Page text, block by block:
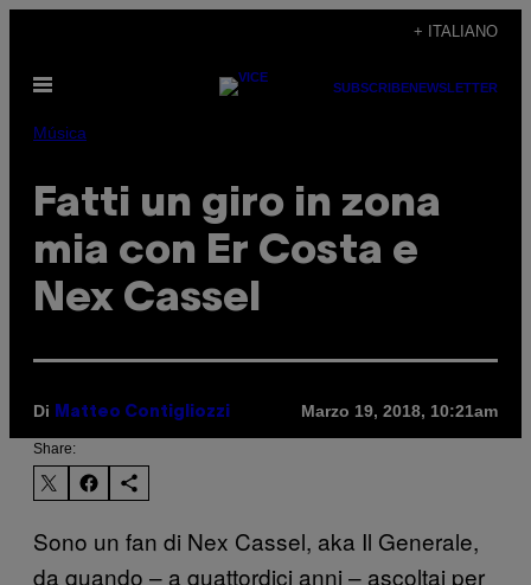
contenuto
+ ITALIANO
Apri
SUBSCRIBENEWSLETTER
Música
Fatti un giro in zona
mia con Er Costa e
Nex Cassel
Di Matteo Contigliozzi Marzo 19, 2018, 10:21am
Share:
Sono un fan di Nex Cassel, aka Il Generale,
da quando – a quattordici anni – ascoltai per